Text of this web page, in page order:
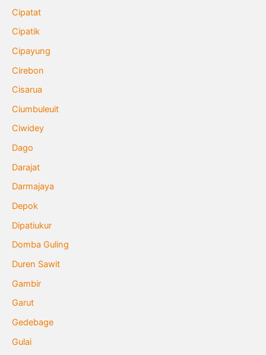
Cipatat
Cipatik
Cipayung
Cirebon
Cisarua
Ciumbuleuit
Ciwidey
Dago
Darajat
Darmajaya
Depok
Dipatiukur
Domba Guling
Duren Sawit
Gambir
Garut
Gedebage
Gulai